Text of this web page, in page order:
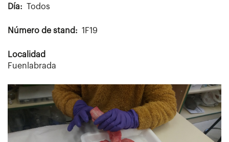
Día Todos
Número de stand 1F19
Localidad
Fuenlabrada